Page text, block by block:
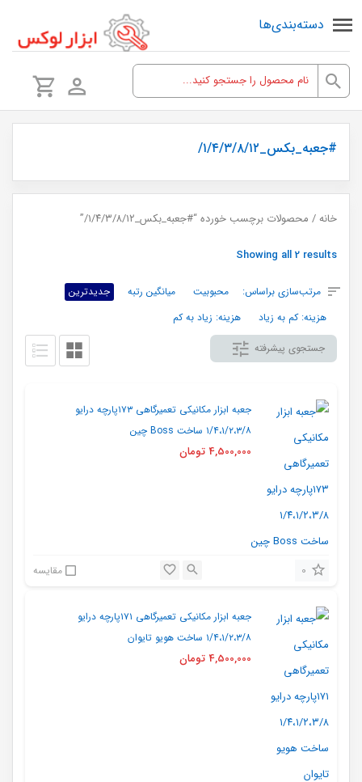
دسته‌بندی‌ها
#جعبه_بکس_۱/۴/۳/۸/۱۲/
خانه/ محصولات برچسب خورده “#جعبه_بکس_۱/۴/۳/۸/۱۲/”
Showing all 2 results
مرتب‌سازی براساس: محبوبیت میانگین رتبه
جدیدترین
هزینه: کم به زیاد
هزینه: زیاد به کم
جستجوی پیشرفته
جعبه ابزار مکانیکی تعمیرگاهی ۱۷۳پارچه درایو
۱/۴،۱/۲،۳/۸ ساخت Boss چین
4,500,000 تومان
0 مقایسه
جعبه ابزار مکانیکی تعمیرگاهی ۱۷۱پارچه درایو
۱/۴،۱/۲،۳/۸ ساخت هویو تایوان
4,500,000 تومان